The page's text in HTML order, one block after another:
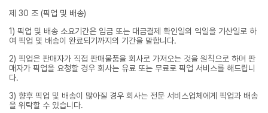
제 30 조 (픽업 및 배송)
1) 픽업 및 배송 소요기간은 입금 또는 대금결제 확인일의 익일을 기산일로 하
여 픽업 및 배송이 완료되기까지의 기간을 말합니다.
2) 픽업은 판매자가 직접 판매물품을 회사로 가져오는 것을 원칙으로 하며 판
매자가 픽업을 요청할 경우 회사는 유료 또는 무료로 픽업 서비스를 해드립니
다.
3) 향후 픽업 및 배송이 많아질 경우 회사는 전문 서비스업체에게 픽업과 배송
을 위탁할 수 있습니다.